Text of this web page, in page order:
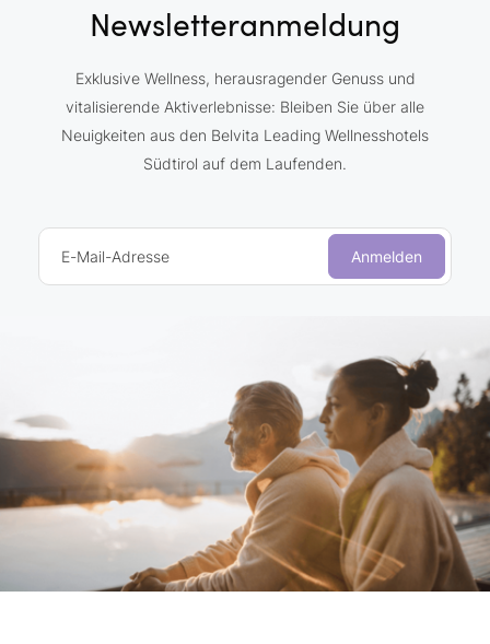
Newsletteranmeldung
Exklusive Wellness, herausragender Genuss und
vitalisierende Aktiverlebnisse: Bleiben Sie über alle
Neuigkeiten aus den Belvita Leading Wellnesshotels
Südtirol auf dem Laufenden.
E-Mail-Adresse Anmelden